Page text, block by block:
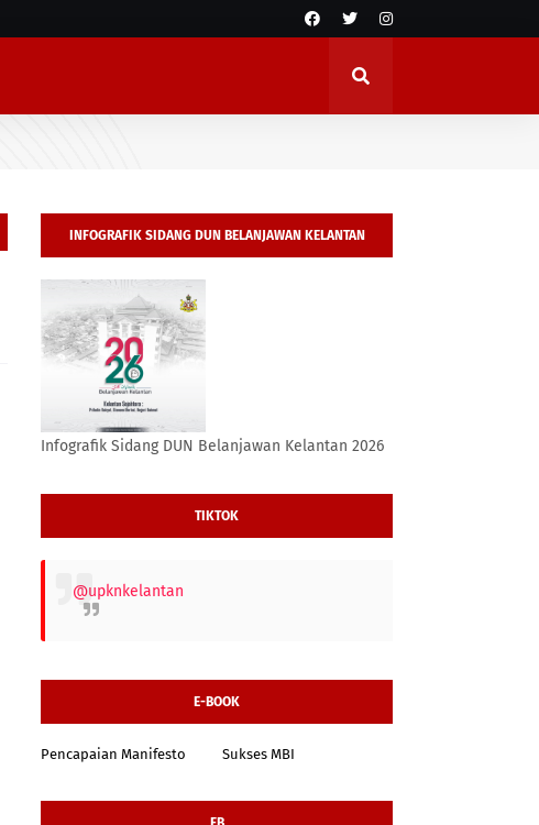
INFOGRAFIK SIDANG DUN BELANJAWAN KELANTAN
2026
Infografik Sidang DUN Belanjawan Kelantan 2026
TIKTOK
@upknkelantan
E-BOOK
Pencapaian Manifesto Sukses MBI